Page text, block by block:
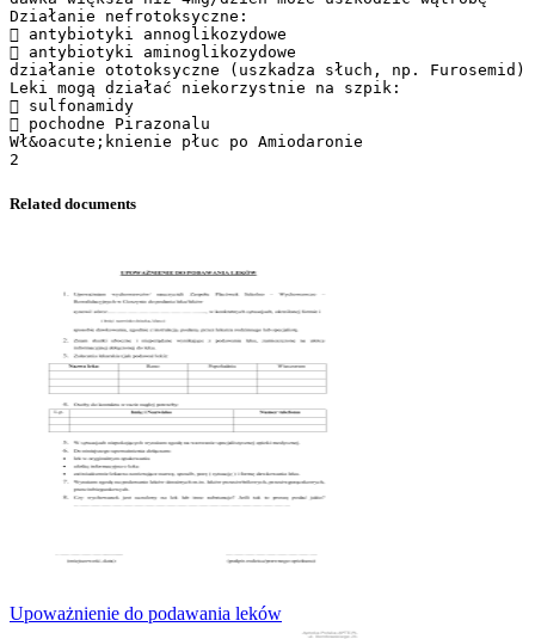
Działanie nefrotoksyczne:
 antybiotyki annoglikozydowe
 antybiotyki aminoglikozydowe
działanie ototoksyczne (uszkadza słuch, np. Furosemid)
Leki mogą działać niekorzystnie na szpik:
 sulfonamidy
 pochodne Pirazonalu
Wł&oacute;knienie płuc po Amiodaronie
Related documents
Upoważnienie do podawania leków